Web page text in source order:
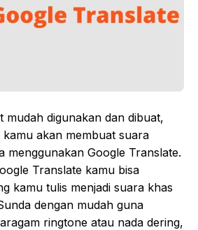
mudah digunakan dan dibuat,
akan membuat suara
menggunakan Google Translate.
Translate kamu bisa
kamu tulis menjadi suara khas
dengan mudah guna
ringtone atau nada dering,